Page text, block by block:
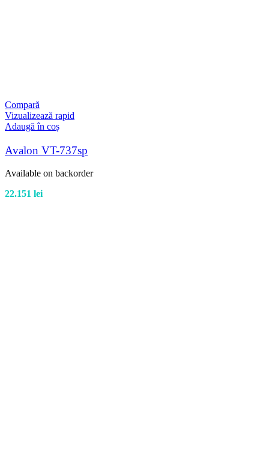
Compară
Vizualizează rapid
Adaugă în coș
Avalon VT-737sp
Available on backorder
22.151 lei